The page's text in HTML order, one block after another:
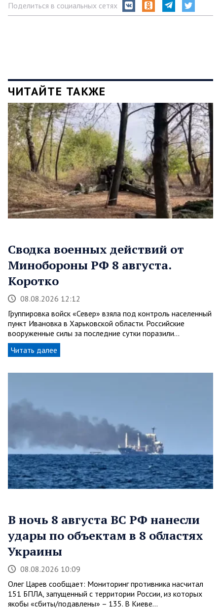
Поделиться в социальных сетях
ЧИТАЙТЕ ТАКЖЕ
Сводка военных действий от
Минобороны РФ 8 августа.
Коротко
08.08.2026 12:12
Группировка войск «Север» взяла под контроль населенный
пункт Ивановка в Харьковской области. Российские
вооруженные силы за последние сутки поразили…
Читать далее
В ночь 8 августа ВС РФ нанесли
удары по объектам в 8 областях
Украины
08.08.2026 10:09
Олег Царев сообщает: Мониторинг противника насчитал
151 БПЛА, запущенный с территории России, из которых
якобы «сбиты/подавлены» – 135. В Киеве…